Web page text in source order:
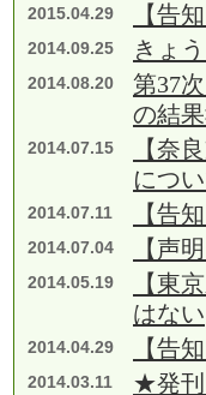
2015.04.29 【告
2014.09.25 きょ
2014.08.20
第37
の結
2014.07.15
【奈
につ
2014.07.11 【告
2014.07.04 【声
2014.05.19
【東
はない
2014.04.29 【告
2014.03.11 ★発